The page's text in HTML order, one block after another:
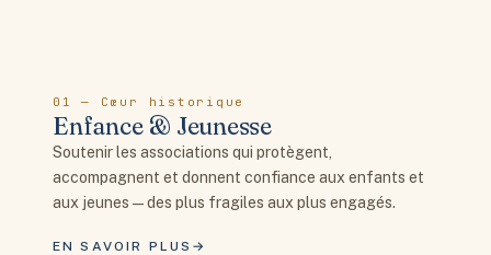
01 — Cœur historique
Enfance & Jeunesse
Soutenir les associations qui protègent,
accompagnent et donnent confiance aux enfants et
aux jeunes — des plus fragiles aux plus engagés.
EN SAVOIR PLUS